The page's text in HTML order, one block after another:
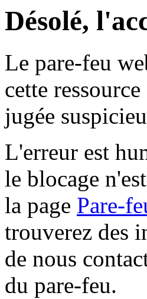
Désolé,
Le pare-feu
cette
jugée
L'erreur est
le blocage
la page Pare-
trouverez des
de nous
du pare-feu.